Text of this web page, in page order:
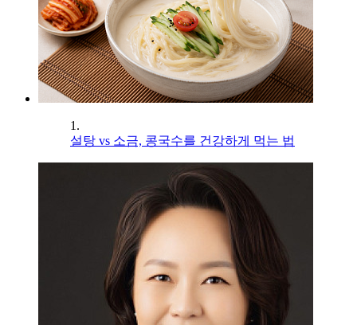
1.
설탕 vs 소금, 콩국수를 건강하게 먹는 법